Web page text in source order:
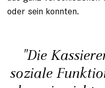
oder sein konnten.
"Die
soziale